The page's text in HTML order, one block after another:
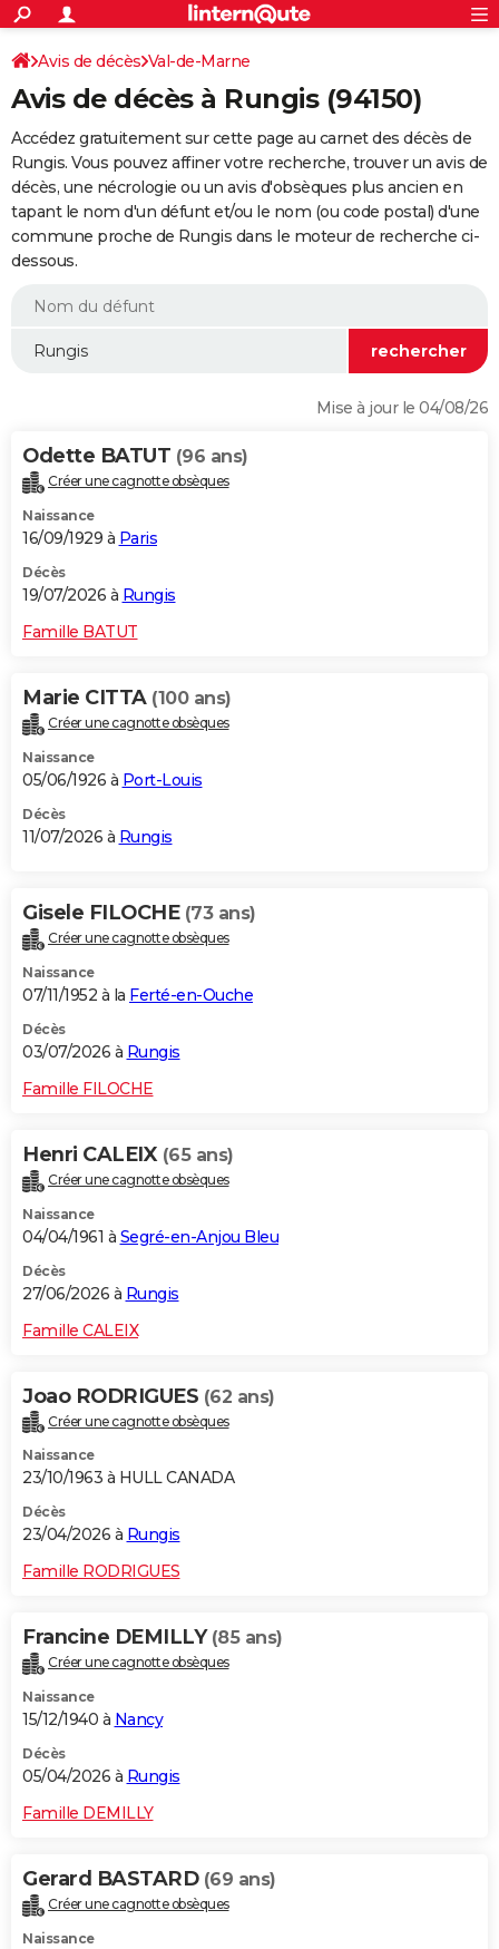
ACTUALITÉS
Politique
Société
Faits Divers
Education
Monde
Villes
+
SPORT
Coupe du monde 2026
Football
Tennis
Cyclisme
Rugby
Forum
Programme TV
TNT
Streaming
Cinéma
Sorties cinéma
Musique
+
FINANCE
Retraite
Epargne
Immobilier
Risques naturels par ville
Assurance
AUTO
Essais
Réserver un essai
Citadines
Berlines
SUV
Forum auto
+
HIGH-TECH
BRICOLAGE
WEEK-END
Alimentation
Guide de la santé
Maladies
Médicaments
Sommeil
VOYAGE
Destinations
City break
Voyage nature
Voyage de noces
Forum
Climat
+PHOTO
GUIDES D'ACHAT
Carte de Noël
Carte Bonne année
Carte Saint-Valentin
Carte Pâques
Carte d'anniversaire
DICTIONNAIRE
Dictionnaire
Biographies
Citations
Expressions
Proverbes
PROGRAMME TV
S'inscrire
Se connecter
Lycées
Collèges
Primaires
Universités
Entreprises
Service militaire
Avis de recherche
AVIS DE DÉCÈS
Bricolage
Lifestyle
Culture
Sport
Auto
Television
Voyage
Cinema
S'inscrire
Connexion
Avis de décès Val-de-Marne
Avis de décès à Rungis (94150)
Accédez gratuitement sur cette page au carnet des décès de
Rungis. Vous pouvez affiner votre recherche, trouver un avis de
décès, une nécrologie ou un avis d'obsèques plus ancien en
tapant le nom d'un défunt et/ou le nom (ou code postal) d'une
commune proche de Rungis dans le moteur de recherche ci-
dessous.
Mise à jour le 04/08/26
Odette BATUT (96 ans)
Créer une cagnotte obsèques
Naissance
16/09/1929 à Paris
Décès
19/07/2026 à Rungis
Famille BATUT
Marie CITTA (100 ans)
Créer une cagnotte obsèques
Naissance
05/06/1926 à Port-Louis
Décès
11/07/2026 à Rungis
Gisele FILOCHE (73 ans)
Créer une cagnotte obsèques
Naissance
07/11/1952 à la Ferté-en-Ouche
Décès
03/07/2026 à Rungis
Famille FILOCHE
Henri CALEIX (65 ans)
Créer une cagnotte obsèques
Naissance
04/04/1961 à Segré-en-Anjou Bleu
Décès
27/06/2026 à Rungis
Famille CALEIX
Joao RODRIGUES (62 ans)
Créer une cagnotte obsèques
Naissance
23/10/1963 à HULL CANADA
Décès
23/04/2026 à Rungis
Famille RODRIGUES
Francine DEMILLY (85 ans)
Créer une cagnotte obsèques
Naissance
15/12/1940 à Nancy
Décès
05/04/2026 à Rungis
Famille DEMILLY
Gerard BASTARD (69 ans)
Créer une cagnotte obsèques
Naissance